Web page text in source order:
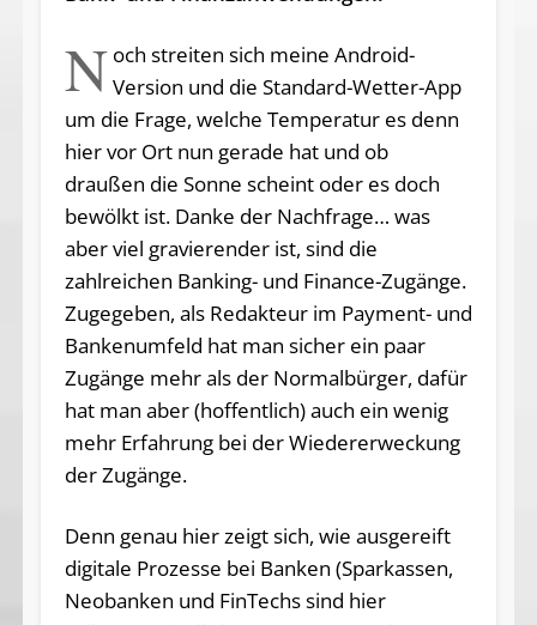
N och streiten sich meine Android-
Version und die Standard-Wetter-App
um die Frage, welche Temperatur es denn
hier vor Ort nun gerade hat und ob
draußen die Sonne scheint oder es doch
bewölkt ist. Danke der Nachfrage… was
aber viel gravierender ist, sind die
zahlreichen Banking- und Finance-Zugänge.
Zugegeben, als Redakteur im Payment- und
Bankenumfeld hat man sicher ein paar
Zugänge mehr als der Normalbürger, dafür
hat man aber (hoffentlich) auch ein wenig
mehr Erfahrung bei der Wiedererweckung
der Zugänge.
Denn genau hier zeigt sich, wie ausgereift
digitale Prozesse bei Banken (Sparkassen,
Neobanken und FinTechs sind hier